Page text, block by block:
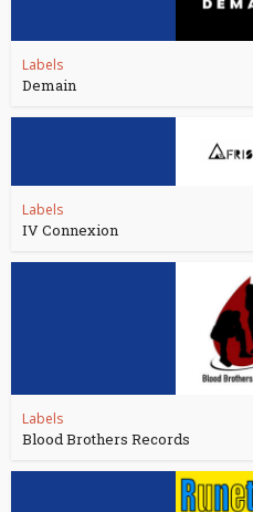
Labels
Demain
Labels
IV Connexion
Labels
Blood Brothers Records